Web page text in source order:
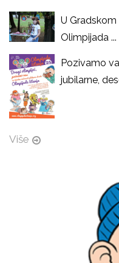
U
Olimpijada ...
Pozivamo
jubilarne,
Više